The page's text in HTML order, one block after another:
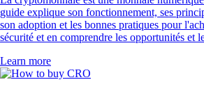
guide explique son fonctionnement, ses
son adoption et les bonnes pratiques pour
sécurité et en comprendre les opportunités et
Learn more